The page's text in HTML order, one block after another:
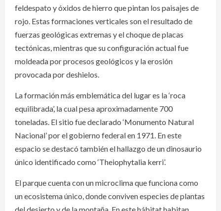
feldespato y óxidos de hierro que pintan los paisajes de
rojo. Estas formaciones verticales son el resultado de
fuerzas geológicas extremas y el choque de placas
tectónicas, mientras que su configuración actual fue
moldeada por procesos geológicos y la erosión
provocada por deshielos.
La formación más emblemática del lugar es la ‘roca
equilibrada’, la cual pesa aproximadamente 700
toneladas. El sitio fue declarado ‘Monumento Natural
Nacional’ por el gobierno federal en 1971. En este
espacio se destacó también el hallazgo de un dinosaurio
único identificado como ‘Theiophytalia kerri’.
El parque cuenta con un microclima que funciona como
un ecosistema único, donde conviven especies de plantas